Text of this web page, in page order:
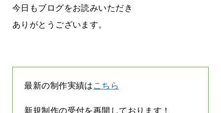
今日もブログをお読みいただき
ありがとうございます。
最新の制作実績は こちら
新規制作の受付を再開しております！